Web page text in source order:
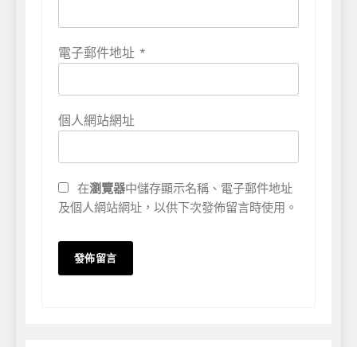
電子郵件地址 *
個人網站網址
在瀏覽器中儲存顯示名稱、電子郵件地址
及個人網站網址，以供下次發佈留言時使用。